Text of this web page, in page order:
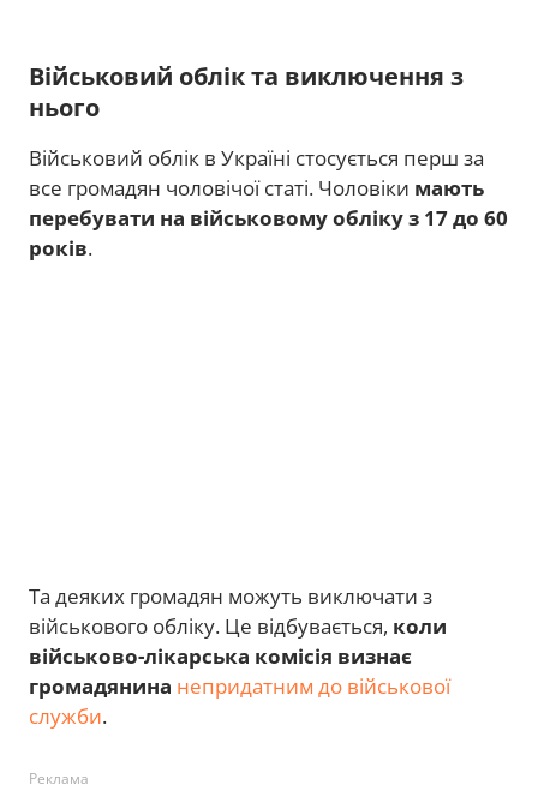
Військовий облік та виключення з
нього
Військовий облік в Україні стосується перш за
все громадян чоловічої статі. Чоловіки мають
перебувати на військовому обліку з 17 до 60
років.
Та деяких громадян можуть виключати з
військового обліку. Це відбувається, коли
військово-лікарська комісія визнає
громадянина непридатним до військової
служби.
Реклама